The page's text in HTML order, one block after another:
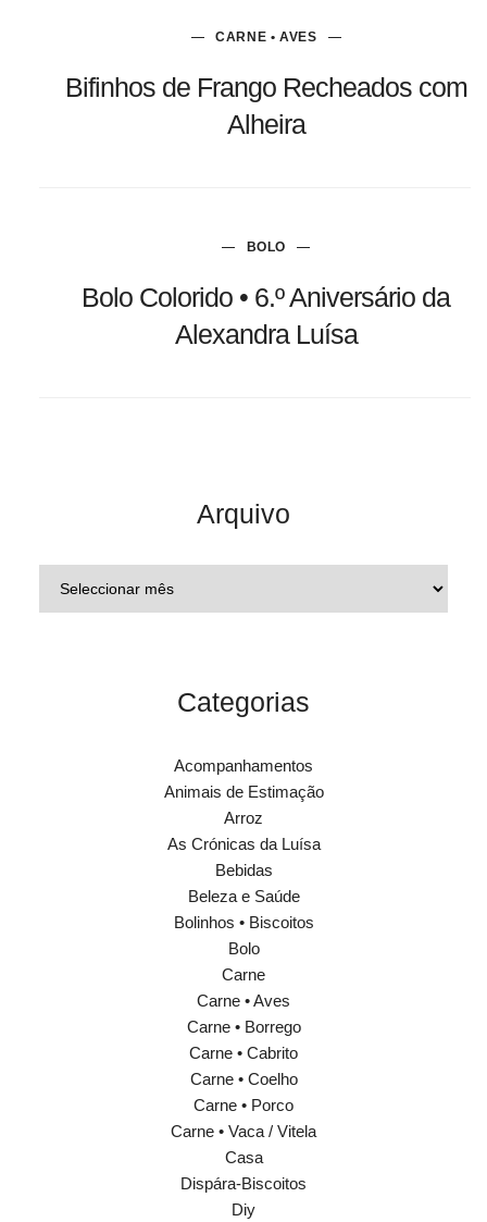
CARNE • AVES
Bifinhos de Frango Recheados com
Alheira
BOLO
Bolo Colorido • 6.º Aniversário da
Alexandra Luísa
Arquivo
Categorias
Acompanhamentos
Animais de Estimação
Arroz
As Crónicas da Luísa
Bebidas
Beleza e Saúde
Bolinhos • Biscoitos
Bolo
Carne
Carne • Aves
Carne • Borrego
Carne • Cabrito
Carne • Coelho
Carne • Porco
Carne • Vaca / Vitela
Casa
Dispára-Biscoitos
Diy